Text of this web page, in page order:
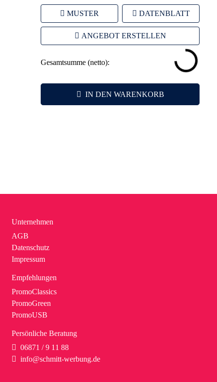
MUSTER DATENBLATT
ANGEBOT ERSTELLEN
Gesamtsumme (netto):
IN DEN WARENKORB
Unternehmen
AGB
Datenschutz
Impressum
Empfehlungen
PromoClassics
PromoGreen
PromoUSB
Persönliche Beratung
06871 / 9 11 88
info@schmitt-werbung.de